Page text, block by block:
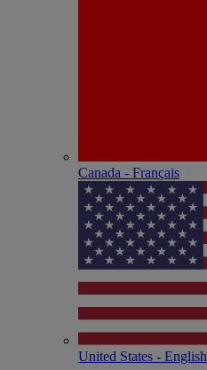
Canada - Français
United States - English